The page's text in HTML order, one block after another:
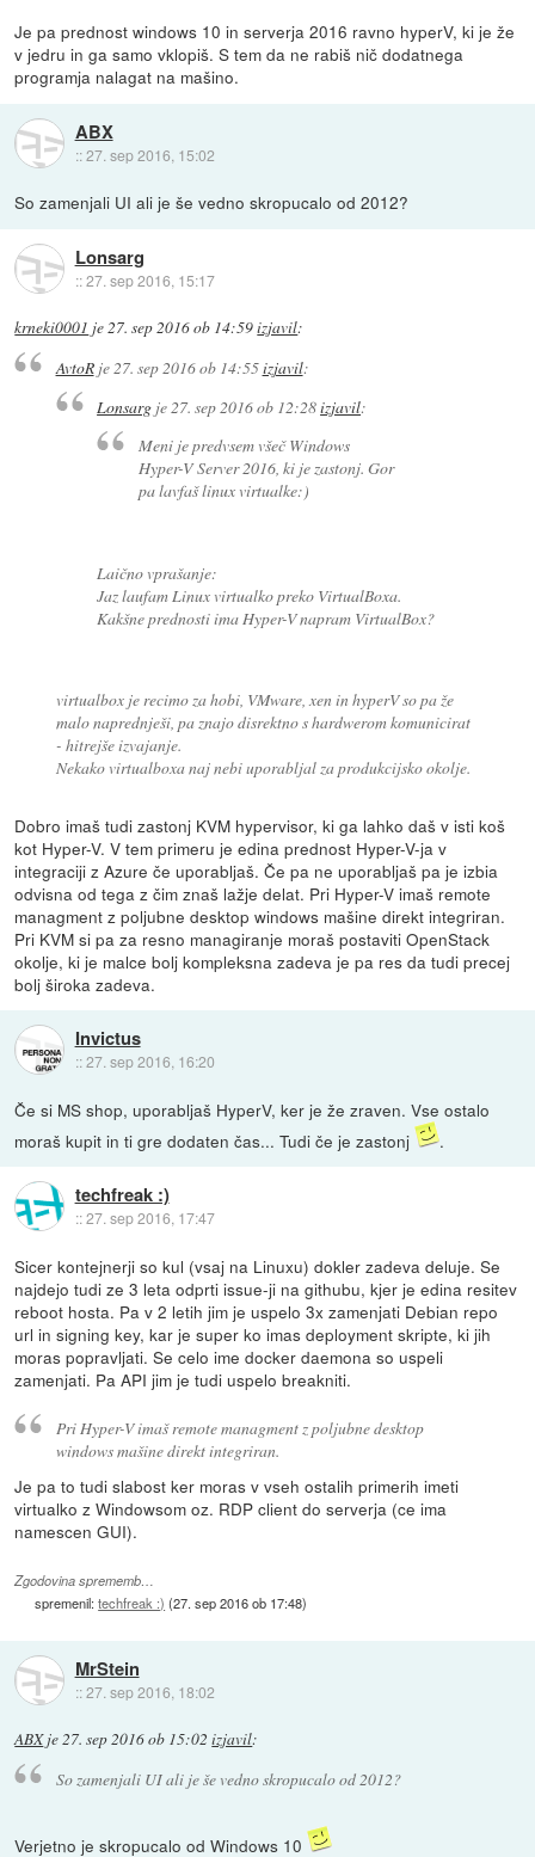
Je pa prednost windows 10 in serverja 2016 ravno hyperV, ki je že
v jedru in ga samo vklopiš. S tem da ne rabiš nič dodatnega
programja nalagat na mašino.
ABX
::27. sep 2016, 15:02
So zamenjali UI ali je še vedno skropucalo od 2012?
Lonsarg
::27. sep 2016, 15:17
krneki0001 je27. sep 2016 ob 14:59izjavil:
AvtoRje27. sep 2016 ob 14:55izjavil:
Lonsarg je 27. sep 2016 ob 12:28izjavil:
Meni je predvsem všeč Windows
Hyper-V Server 2016, ki je zastonj. Gor
pa lavfaš linux virtualke:)
Laično vprašanje:
Jaz laufam Linux virtualko preko VirtualBoxa.
Kakšne prednosti ima Hyper-V napram VirtualBox?
virtualbox je recimo za hobi, VMware, xen in hyperV so pa že
malo naprednješi, pa znajo disrektno s hardwerom komunicirat
- hitrejše izvajanje.
Nekako virtualboxa naj nebi uporabljal za produkcijsko okolje.
Dobro imaš tudi zastonj KVM hypervisor, ki ga lahko daš v isti koš
kot Hyper-V. V tem primeru je edina prednost Hyper-V-ja v
integraciji z Azure če uporabljaš. Če pa ne uporabljaš pa je izbia
odvisna od tega z čim znaš lažje delat. Pri Hyper-V imaš remote
managment z poljubne desktop windows mašine direkt integriran.
Pri KVM si pa za resno managiranje moraš postaviti OpenStack
okolje, ki je malce bolj kompleksna zadeva je pa res da tudi precej
bolj široka zadeva.
Invictus
::27. sep 2016, 16:20
Če si MS shop, uporabljaš HyperV, ker je že zraven. Vse ostalo
moraš kupit in ti gre dodaten čas... Tudi če je zastonj
.
techfreak :)
::27. sep 2016, 17:47
Sicer kontejnerji so kul (vsaj na Linuxu) dokler zadeva deluje. Se
najdejo tudi ze 3 leta odprti issue-ji na githubu, kjer je edina resitev
reboot hosta. Pa v 2 letih jim je uspelo 3x zamenjati Debian repo
url in signing key, kar je super ko imas deployment skripte, ki jih
moras popravljati. Se celo ime docker daemona so uspeli
zamenjati. Pa API jim je tudi uspelo breakniti.
Pri Hyper-V imaš remote managment z poljubne desktop
windows mašine direkt integriran.
Je pa to tudi slabost ker moras v vseh ostalih primerih imeti
virtualko z Windowsom oz. RDP client do serverja (ce ima
namescen GUI).
Zgodovina sprememb…
spremenil:techfreak :) (27. sep 2016 ob 17:48)
MrStein
::27. sep 2016, 18:02
ABXje27. sep 2016 ob 15:02 izjavil:
So zamenjali UI ali je še vedno skropucalo od 2012?
Verjetno je skropucalo od Windows 10